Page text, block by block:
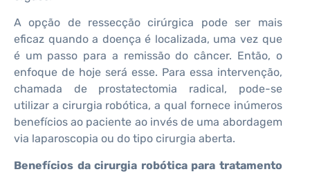
A opção de ressecção cirúrgica pode ser mais
eficaz quando a doença é localizada, uma vez que
é um passo para a remissão do câncer. Então, o
enfoque de hoje será esse. Para essa intervenção,
chamada de prostatectomia radical, pode-se
utilizar a cirurgia robótica, a qual fornece inúmeros
benefícios ao paciente ao invés de uma abordagem
via laparoscopia ou do tipo cirurgia aberta.
Benefícios da cirurgia robótica para tratamento